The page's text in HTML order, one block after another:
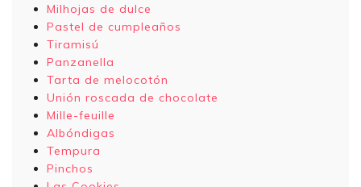
Milhojas de dulce
Pastel de cumpleaños
Tiramisú
Panzanella
Tarta de melocotón
Unión roscada de chocolate
Mille-feuille
Albóndigas
Tempura
Pinchos